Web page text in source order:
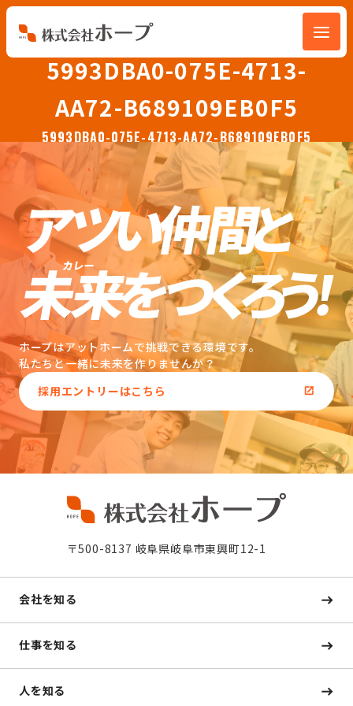
会社を知る
人を知る
環境を知る
お知らせ
ホープブログ
5993DBA0-075E-4713-
AA72-B689109EB0F5
5993DBA0-075E-4713-AA72-B689109EB0F5
ホープはアットホームで挑戦できる環境です。
私たちと一緒に未来を作りませんか？
採用エントリーはこちら
〒500-8137 岐阜県岐阜市東興町12-1
会社を知る
仕事を知る
人を知る